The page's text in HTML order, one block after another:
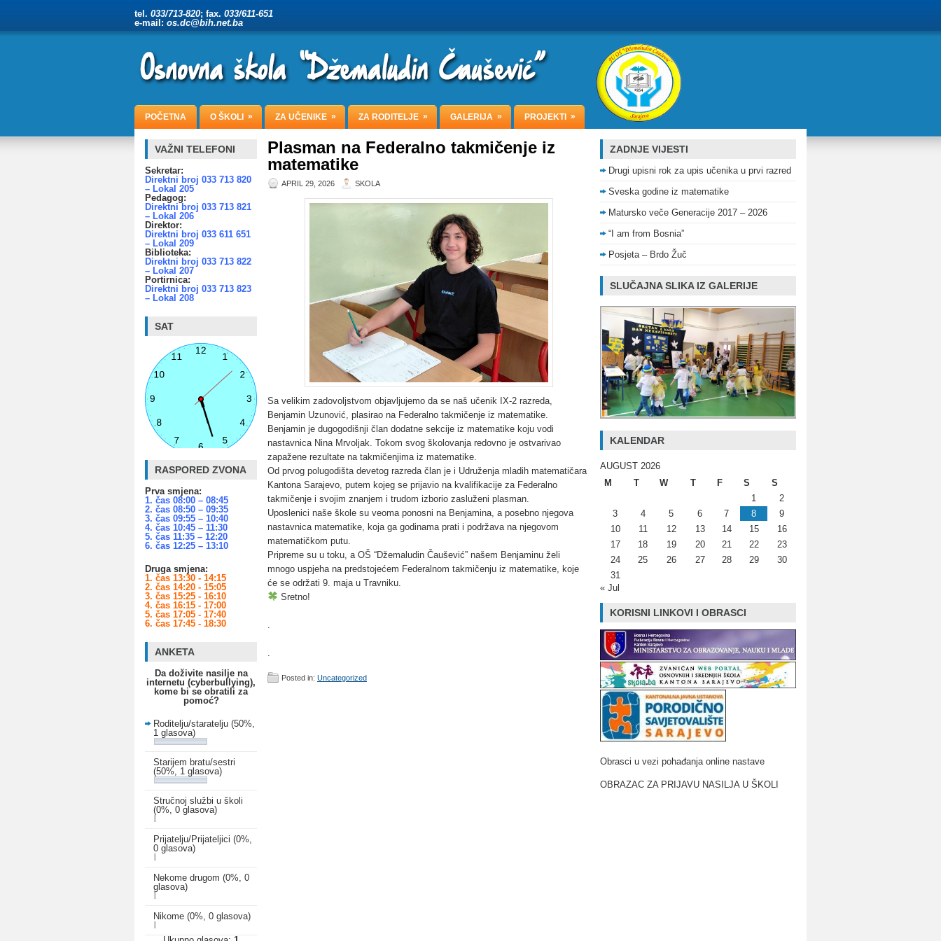
tel. 033/713-820; fax. 033/611-651
e-mail: os.dc@bih.net.ba
POČETNA O ŠKOLI » ZA UČENIKE » ZA RODITELJE » GALERIJA » PROJEKTI »
Plasman na Federalno takmičenje iz
matematike
APRIL 29, 2026 SKOLA
Sa velikim zadovoljstvom objavljujemo da se naš učenik IX-2 razreda,
Benjamin Uzunović, plasirao na Federalno takmičenje iz matematike.
Benjamin je dugogodišnji član dodatne sekcije iz matematike koju vodi
nastavnica Nina Mrvoljak. Tokom svog školovanja redovno je ostvarivao
zapažene rezultate na takmičenjima iz matematike.
Od prvog polugodišta devetog razreda član je i Udruženja mladih matematičara
Kantona Sarajevo, putem kojeg se prijavio na kvalifikacije za Federalno
takmičenje i svojim znanjem i trudom izborio zasluženi plasman.
Uposlenici naše škole su veoma ponosni na Benjamina, a posebno njegova
nastavnica matematike, koja ga godinama prati i podržava na njegovom
matematičkom putu.
Pripreme su u toku, a OŠ “Džemaludin Čaušević” našem Benjaminu želi
mnogo uspjeha na predstojećem Federalnom takmičenju iz matematike, koje
će se održati 9. maja u Travniku.
Sretno!
Posted in: Uncategorized
VAŽNI TELEFONI
Sekretar:
Direktni broj 033 713 820
– Lokal 205
Pedagog:
Direktni broj 033 713 821
– Lokal 206
Direktor:
Direktni broj 033 611 651
– Lokal 209
Biblioteka:
Direktni broj 033 713 822
– Lokal 207
Portirnica:
Direktni broj 033 713 823
– Lokal 208
SAT
RASPORED ZVONA
Prva smjena:
1. čas 08:00 – 08:45
2. čas 08:50 – 09:35
3. čas 09:55 – 10:40
4. čas 10:45 – 11:30
5. čas 11:35 – 12:20
6. čas 12:25 – 13:10
Druga smjena:
1. čas 13:30 - 14:15
2. čas 14:20 - 15:05
3. čas 15:25 - 16:10
4. čas 16:15 - 17:00
5. čas 17:05 - 17:40
6. čas 17:45 - 18:30
ANKETA
Da doživite nasilje na
internetu (cyberbullying),
kome bi se obratili za
pomoć?
Roditelju/staratelju (50%,
1 glasova)
Starijem bratu/sestri
(50%, 1 glasova)
Stručnoj službi u školi
(0%, 0 glasova)
Prijatelju/Prijateljici (0%,
0 glasova)
Nekome drugom (0%, 0
glasova)
Nikome (0%, 0 glasova)
ZADNJE VIJESTI
Drugi upisni rok za upis učenika u prvi razred
Sveska godine iz matematike
Matursko veče Generacije 2017 – 2026
“I am from Bosnia”
Posjeta – Brdo Žuč
SLUČAJNA SLIKA IZ GALERIJE
KALENDAR
AUGUST 2026
M
T W T F S
S
1
2
3
4 5 6 7 8
9
10
11 12 13 14 15
16
17
18 19 20 21 22
23
24
25 26 27 28 29
30
31
« Jul
KORISNI LINKOVI I OBRASCI
Obrasci u vezi pohađanja online nastave
OBRAZAC ZA PRIJAVU NASILJA U ŠKOLI